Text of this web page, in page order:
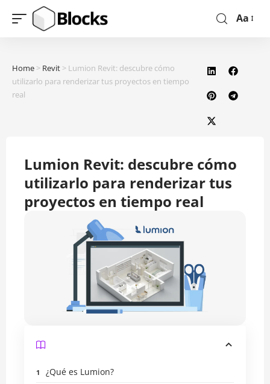
Aa
Home > Revit > Lumion Revit: descubre cómo
utilizarlo para renderizar tus proyectos en tiempo
real
Lumion Revit: descubre cómo
utilizarlo para renderizar tus
proyectos en tiempo real
¿Qué es Lumion?